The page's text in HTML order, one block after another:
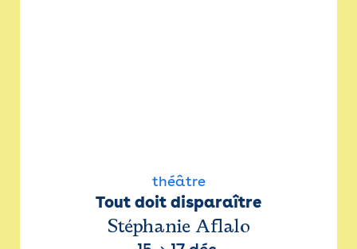
théâtre
Tout doit disparaître
Stéphanie Aflalo